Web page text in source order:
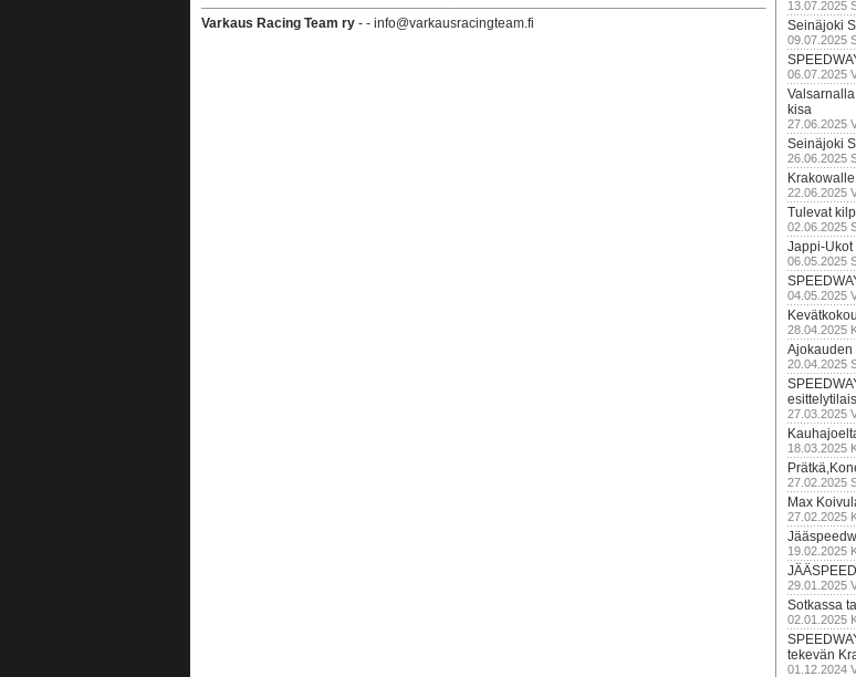
Varkaus Racing Team ry - - info@varkausracingteam.fi
13.07.2025
Seinäjoki
09.07.2025
06.07.2025
kisa
27.06.2025
Seinäjoki
26.06.2025
22.06.2025
Tulevat
02.06.2025
Jappi-Ukot
06.05.2025
04.05.2025
28.04.2025
Ajokauden
20.04.2025
27.03.2025
18.03.2025
27.02.2025
Max
27.02.2025
19.02.2025
29.01.2025
Sotkassa
02.01.2025
tekevän
01.12.2024